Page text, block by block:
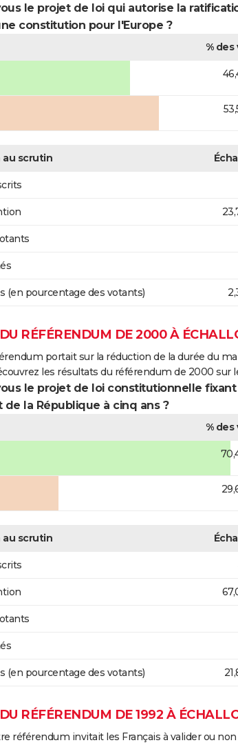
le projet de loi qui autorise la
constitution pour l'Europe ?
% des
au scrutin
(en pourcentage des votants)
RÉFÉRENDUM DE 2000 À
portait sur la réduction de la durée du
les résultats du référendum de 2000 sur
le projet de loi constitutionnelle
la République à cinq ans ?
% des
au scrutin
(en pourcentage des votants)
RÉFÉRENDUM DE 1992 À
référendum invitait les Français à valider ou